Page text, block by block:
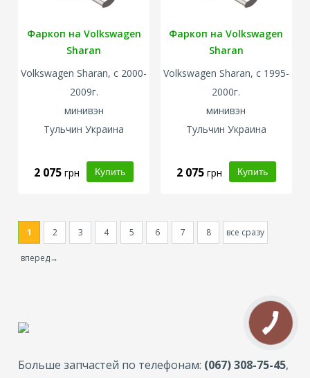
Фаркоп на Volkswagen
Sharan
VolkswagenSharan, с 2000-
2009г.
минивэн
Тульчин Украина
2 075грн
Фаркоп на Volkswagen
Sharan
Volkswagen Sharan, с 1995-
2000г.
минивэн
Тульчин Украина
2 075 грн
1 2 3 4 5 6 7 8 все сразу
вперед→
Больше запчастей по телефонам: (067) 308-75-45,